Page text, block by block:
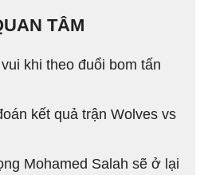
TÂM
khi theo đuổi bom tấn
kết quả trận Wolves vs
Mohamed Salah sẽ ở lại